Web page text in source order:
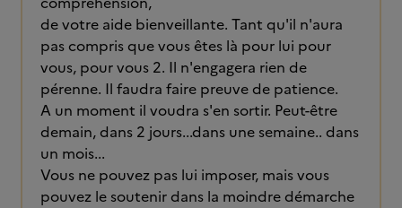
de votre aide bienveillante. Tant qu'il n'aura
pas compris que vous êtes là pour lui pour
vous, pour vous 2. Il n'engagera rien de
pérenne. Il faudra faire preuve de patience.
A un moment il voudra s'en sortir. Peut-être
demain, dans 2 jours...dans une semaine.. dans
un mois...
Vous ne pouvez pas lui imposer, mais vous
pouvez le soutenir dans la moindre démarche